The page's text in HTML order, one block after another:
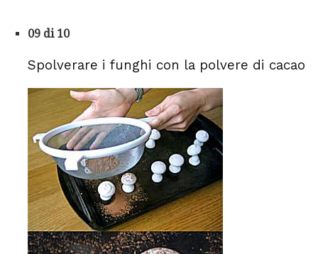
09 di 10
Spolverare i funghi con la polvere di cacao